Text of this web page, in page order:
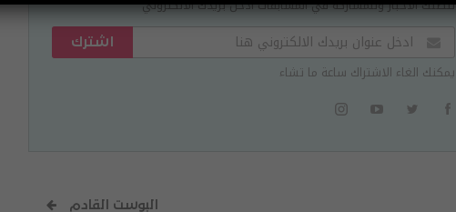
لتصلك الاخبار وللمشاركة في المسابقات ادخل بريدك الالكتروني
اشترك
يمكنك الغاء الاشتراك ساعة ما تشاء
البوست القادم